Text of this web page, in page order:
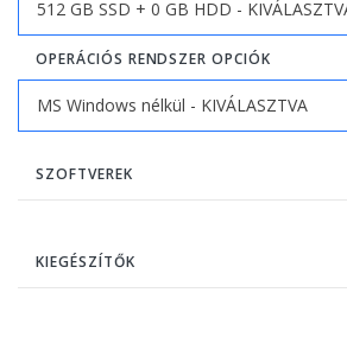
OPERÁCIÓS RENDSZER OPCIÓK
SZOFTVEREK
KIEGÉSZÍTŐK